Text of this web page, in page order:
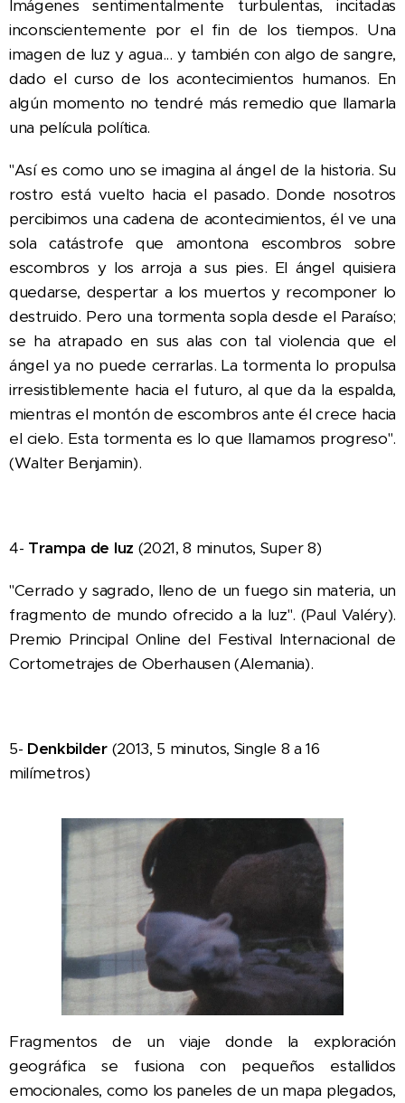
Imágenes sentimentalmente turbulentas, incitadas
inconscientemente por el fin de los tiempos. Una
imagen de luz y agua... y también con algo de sangre,
dado el curso de los acontecimientos humanos. En
algún momento no tendré más remedio que llamarla
una película política.
"Así es como uno se imagina al ángel de la historia. Su
rostro está vuelto hacia el pasado. Donde nosotros
percibimos una cadena de acontecimientos, él ve una
sola catástrofe que amontona escombros sobre
escombros y los arroja a sus pies. El ángel quisiera
quedarse, despertar a los muertos y recomponer lo
destruido. Pero una tormenta sopla desde el Paraíso;
se ha atrapado en sus alas con tal violencia que el
ángel ya no puede cerrarlas. La tormenta lo propulsa
irresistiblemente hacia el futuro, al que da la espalda,
mientras el montón de escombros ante él crece hacia
el cielo. Esta tormenta es lo que llamamos progreso".
(Walter Benjamin).
4- Trampa de luz (2021, 8 minutos, Super 8)
"Cerrado y sagrado, lleno de un fuego sin materia, un
fragmento de mundo ofrecido a la luz". (Paul Valéry).
Premio Principal Online del Festival Internacional de
Cortometrajes de Oberhausen (Alemania).
5- Denkbilder (2013, 5 minutos, Single 8 a 16
milímetros)
Fragmentos de un viaje donde la exploración
geográfica se fusiona con pequeños estallidos
emocionales, como los paneles de un mapa plegados,